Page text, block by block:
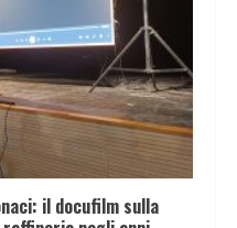
il docufilm sulla